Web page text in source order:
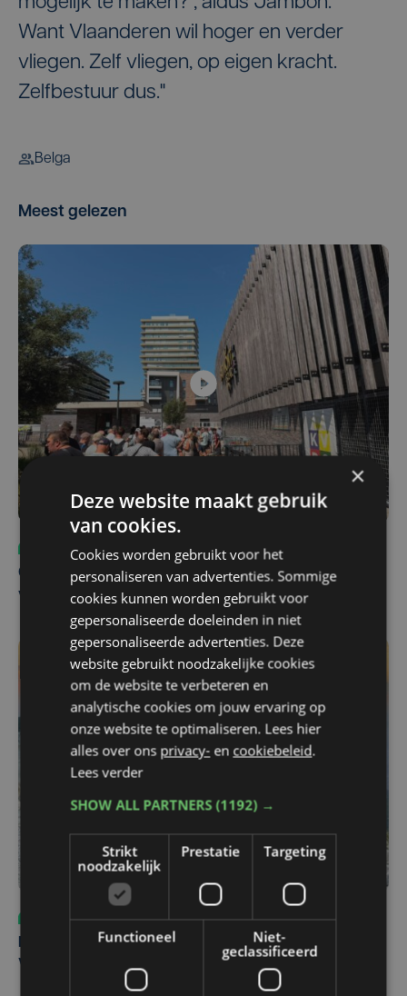
Want Vlaanderen wil hoger en verder
vliegen. Zelf vliegen, op eigen kracht.
Zelfbestuur dus."
Belga
Meest gelezen
Sport
ma 3 augustus | 17:39
Champions League leeft in Oostende: lange wachtrij
voor tickets Union - Bodø/Glimt
Sport
do 6 augustus | 10:49
Margot Vanpachtenbeke beklimt zeven keer de Mont
Ventoux
×
Deze website maakt gebruik
van cookies.
Cookies worden gebruikt voor het
personaliseren van advertenties. Sommige
cookies kunnen worden gebruikt voor
gepersonaliseerde doeleinden in niet
gepersonaliseerde advertenties. Deze
website gebruikt noodzakelijke cookies
om de website te verbeteren en
analytische cookies om jouw ervaring op
onze website te optimaliseren. Lees hier
alles over ons privacy- en cookiebeleid.
Lees verder
SHOW ALL PARTNERS(1192) →
Strikt
noodzakelijk
Prestatie Targeting
Functioneel
Niet-
geclassificeerd